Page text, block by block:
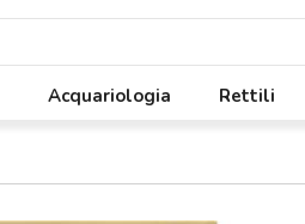
Acquariologia Rettili